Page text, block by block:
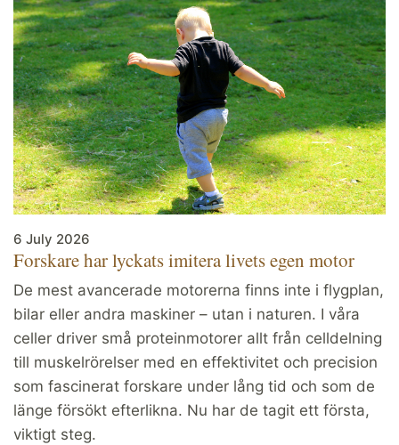
6 July 2026
Forskare har lyckats imitera livets egen motor
De mest avancerade motorerna finns inte i flygplan,
bilar eller andra maskiner – utan i naturen. I våra
celler driver små proteinmotorer allt från celldelning
till muskelrörelser med en effektivitet och precision
som fascinerat forskare under lång tid och som de
länge försökt efterlikna. Nu har de tagit ett första,
viktigt steg.